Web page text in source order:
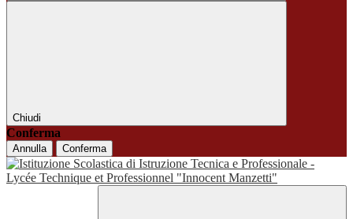
Chiudi
Conferma
Annulla Conferma